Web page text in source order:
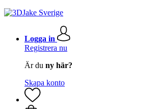
Logga in
Registrera nu
Är du ny här?
Skapa konto